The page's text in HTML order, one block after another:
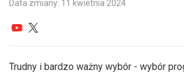
Data zmiany: 11 kwietnia 2024
Trudny i bardzo ważny wybór - wybór